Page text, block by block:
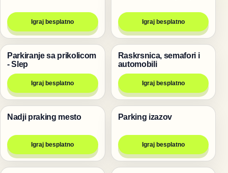
Igraj besplatno Igraj besplatno
Trke
Parkiranje sa prikolicom
- Slep
Igraj besplatno
Trke
Raskrsnica, semafori i
automobili
Igraj besplatno
Trke
Nadji praking mesto
Igraj besplatno
Trke
Parking izazov
Igraj besplatno